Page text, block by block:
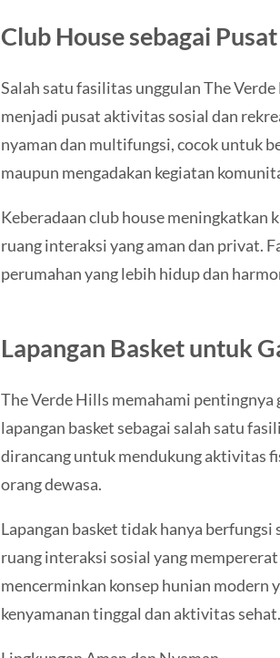
Club House sebagai
Salah satu fasilitas unggulan The
menjadi pusat aktivitas sosial dan
nyaman dan multifungsi, cocok untuk
maupun mengadakan kegiatan
Keberadaan club house meningkatkan
ruang interaksi yang aman dan privat.
perumahan yang lebih hidup dan
Lapangan Basket untuk
The Verde Hills memahami pentingnya
lapangan basket sebagai salah satu
dirancang untuk mendukung aktivitas
orang dewasa.
Lapangan basket tidak hanya
ruang interaksi sosial yang
mencerminkan konsep hunian modern
kenyamanan tinggal dan aktivitas sehat.